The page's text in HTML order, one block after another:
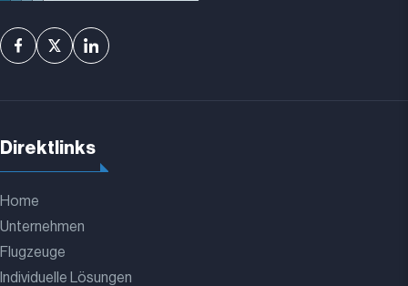
Direktlinks
Home
Unternehmen
Flugzeuge
Individuelle Lösungen